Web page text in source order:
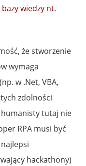
wiedzy nt.
że stworzenie
wymaga
w .Net, VBA,
zdolności
tutaj nie
RPA musi być
hackathony)